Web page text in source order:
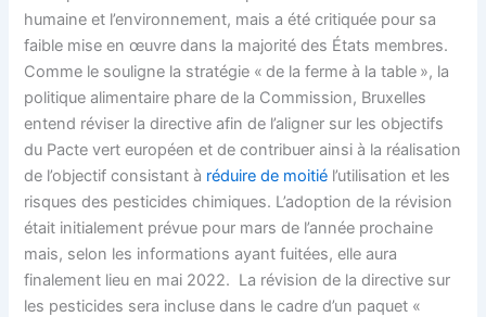
humaine et l’environnement, mais a été critiquée pour sa
faible mise en œuvre dans la majorité des États membres.
Comme le souligne la stratégie « de la ferme à la table », la
politique alimentaire phare de la Commission, Bruxelles
entend réviser la directive afin de l’aligner sur les objectifs
du Pacte vert européen et de contribuer ainsi à la réalisation
de l’objectif consistant à réduire de moitié l’utilisation et les
risques des pesticides chimiques. L’adoption de la révision
était initialement prévue pour mars de l’année prochaine
mais, selon les informations ayant fuitées, elle aura
finalement lieu en mai 2022. La révision de la directive sur
les pesticides sera incluse dans le cadre d’un paquet «